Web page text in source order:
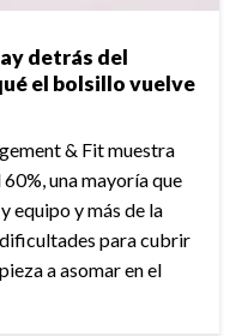
detrás del
el bolsillo vuelve
& Fit muestra
una mayoría que
equipo y más de la
para cubrir
a asomar en el